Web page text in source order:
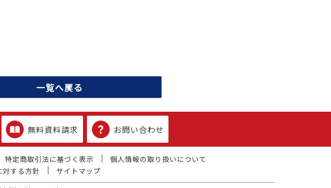
一覧へ戻る
無料資料請求 お問い合わせ
特定商取引法に基づく表示
個人情報の取り扱いについて
対する方針
サイトマップ